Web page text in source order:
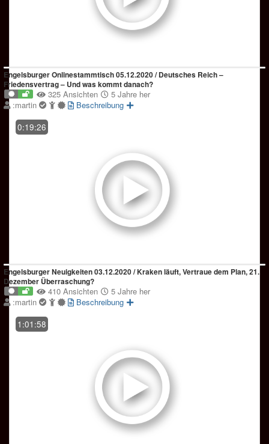
Engelsburger Onlinestammtisch 05.12.2020 / Deutsches Reich –
Friedensvertrag – Und was kommt danach?
325 Ansichten
5 Jahre her
:martin
Beschreibung
0:19:26
Engelsburger Neuigkeiten 03.12.2020 / Kraken läuft, Vertraue dem Plan, 21.
Dezember Überraschung?
410 Ansichten
5 Jahre her
:martin
Beschreibung
1:01:58